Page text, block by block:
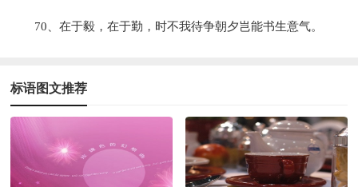
70、在于毅，在于勤，时不我待争朝夕岂能书生意气。
标语图文推荐